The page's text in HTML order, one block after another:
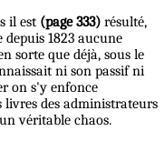
il est (page 333) résulté,
1823 aucune
sorte que déjà, sous le
ni son passif ni
on s'y enfonce
livres des administrateurs
véritable chaos.